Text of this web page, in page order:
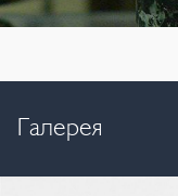
Галерея